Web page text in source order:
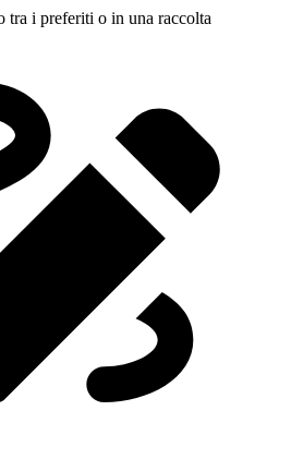
tra i preferiti o in una raccolta